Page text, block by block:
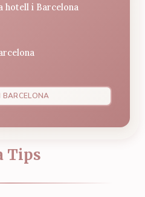
Tips
hotell i Barcelona
BARCELONA